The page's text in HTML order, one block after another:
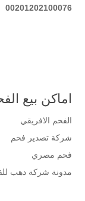
00201202100076
اماكن بيع
الفحم الافريقي
شركة تصدير فحم
فحم مصري
مدونة شركة دهب